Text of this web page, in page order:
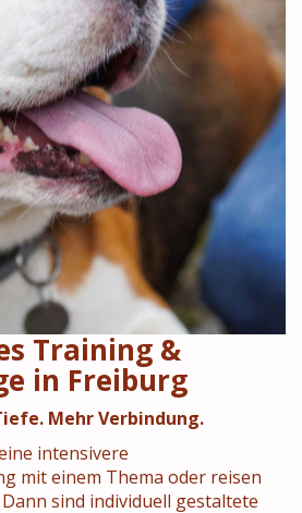
Training &
in Freiburg
Mehr Verbindung.
intensivere
mit einem Thema oder reisen
sind individuell gestaltete